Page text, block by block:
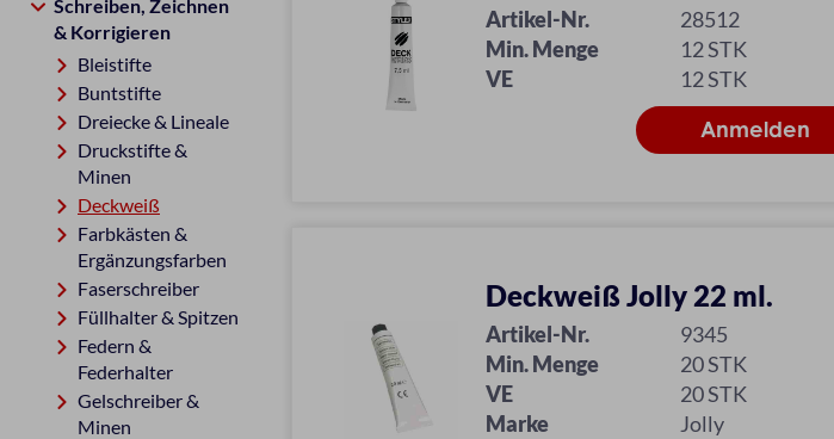
Schreiben, Zeichnen
& Korrigieren
Bleistifte
Buntstifte
Dreiecke & Lineale
Druckstifte &
Minen
Deckweiß
Farbkästen &
Ergänzungsfarben
Faserschreiber
Füllhalter & Spitzen
Federn &
Federhalter
Gelschreiber &
Minen
Artikel-Nr.
28512
Min. Menge
12 STK
VE
12 STK
Deckweiß Jolly 22 ml.
Artikel-Nr.
9345
Min. Menge
20 STK
VE
20 STK
Marke
Jolly